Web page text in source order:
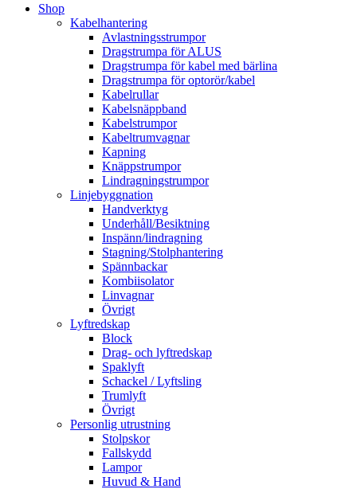
Shop
Kabelhantering
Avlastningsstrumpor
Dragstrumpa för ALUS
Dragstrumpa för kabel med bärlina
Dragstrumpa för optorör/kabel
Kabelrullar
Kabelsnäppband
Kabelstrumpor
Kabeltrumvagnar
Kapning
Knäppstrumpor
Lindragningstrumpor
Linjebyggnation
Handverktyg
Underhåll/Besiktning
Inspänn/lindragning
Stagning/Stolphantering
Spännbackar
Kombiisolator
Linvagnar
Övrigt
Lyftredskap
Block
Drag- och lyftredskap
Spaklyft
Schackel / Lyftsling
Trumlyft
Övrigt
Personlig utrustning
Stolpskor
Fallskydd
Lampor
Huvud & Hand